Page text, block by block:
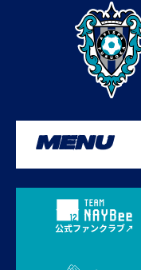
MENU
公式ファンクラブ